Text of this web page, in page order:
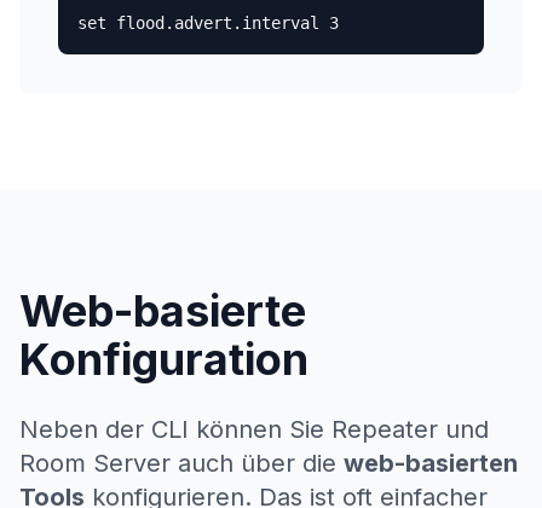
set flood.advert.interval 3
Web-basierte
Konfiguration
Neben der CLI können Sie Repeater und
Room Server auch über die web-basierten
Tools konfigurieren. Das ist oft einfacher